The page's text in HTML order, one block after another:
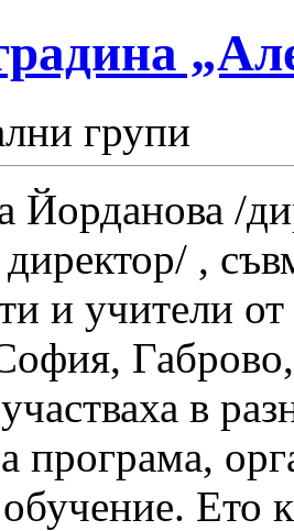
групи
Йорданова /
,
и учители
в
програма,
Ето